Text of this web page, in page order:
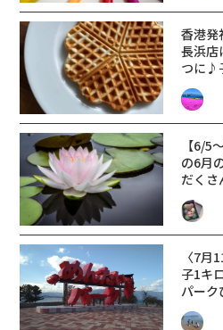
香港発
長浜店
つに♪
ム満
26日】
【6/5
の6月
だくさ
ワー
〈7月
子1キ
パーク
す♪